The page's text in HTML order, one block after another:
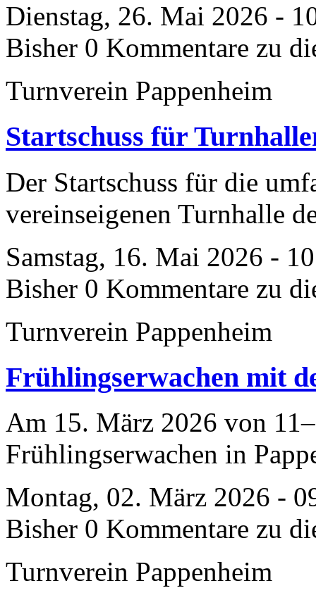
Dienstag, 26. Mai 2026 -
Bisher 0 Kommentare zu
Turnverein Pappenheim
Startschuss für
Der Startschuss für die
vereinseigenen Turnhalle
Samstag, 16. Mai 2026 -
Bisher 0 Kommentare zu
Turnverein Pappenheim
Frühlingserwachen mit
Am 15. März 2026 von
Frühlingserwachen in
Montag, 02. März 2026 -
Bisher 0 Kommentare zu
Turnverein Pappenheim